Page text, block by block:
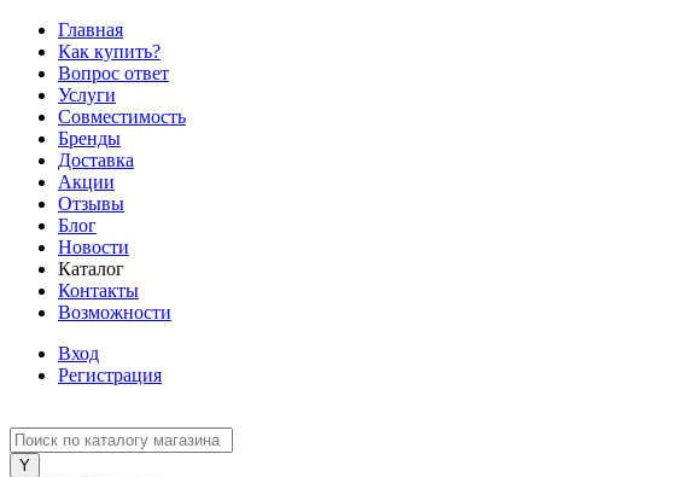
Главная
Как купить?
Вопрос ответ
Услуги
Совместимость
Бренды
Доставка
Акции
Отзывы
Блог
Новости
Каталог
Контакты
Возможности
Вход
Регистрация